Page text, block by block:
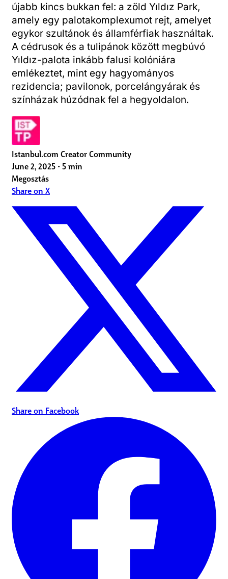
újabb kincs bukkan fel: a zöld Yıldız Park,
amely egy palotakomplexumot rejt, amelyet
egykor szultánok és államférfiak használtak.
A cédrusok és a tulipánok között megbúvó
Yıldız-palota inkább falusi kolóniára
emlékeztet, mint egy hagyományos
rezidencia; pavilonok, porcelángyárak és
színházak húzódnak fel a hegyoldalon.
Istanbul.com Creator Community
June 2, 2025 • 5 min
Megosztás
Share on X
Share on Facebook